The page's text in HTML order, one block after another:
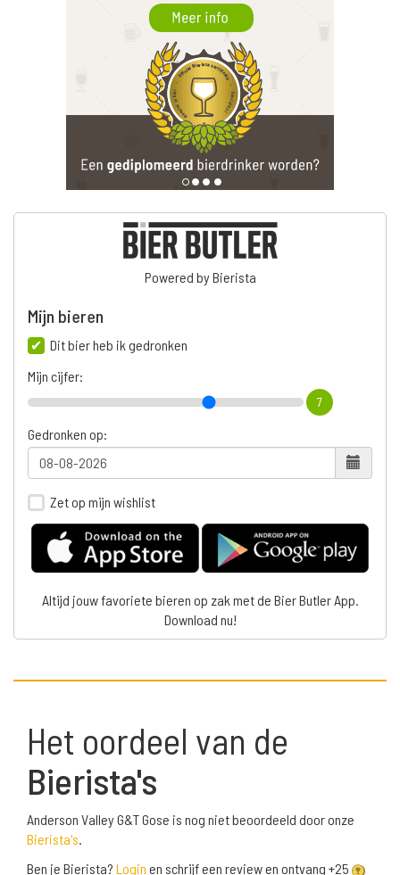
Powered by Bierista
Mijn bieren
Dit bier heb ik gedronken
Mijn cijfer:
7
Gedronken op:
Zet op mijn wishlist
Altijd jouw favoriete bieren op zak met de Bier Butler App.
Download nu!
Het oordeel van de
Bierista's
Anderson Valley G&T Gose is nog niet beoordeeld door onze
Bierista's.
Ben je Bierista? Login en schrijf een review en ontvang +25